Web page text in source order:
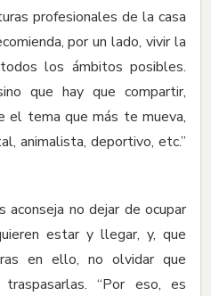
profesionales de la casa
por un lado, vivir la
los ámbitos posibles.
que hay que compartir,
el tema que más te mueva,
animalista, deportivo, etc.”
no dejar de ocupar
estar y llegar, y, que
en ello, no olvidar que
“Por eso, es